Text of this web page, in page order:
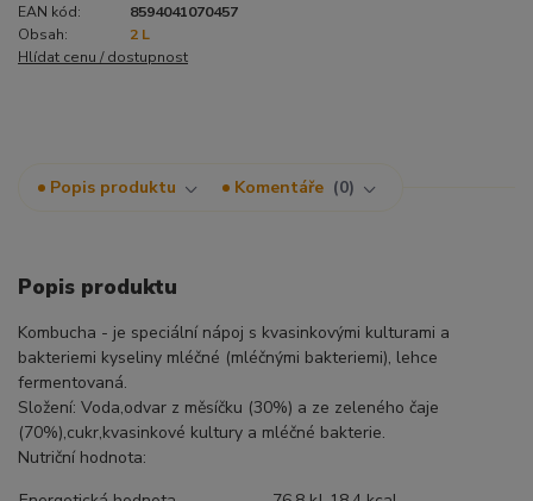
EAN kód:
8594041070457
Obsah:
2 L
Hlídat cenu / dostupnost
Popis produktu Komentáře 0
Popis produktu
Kombucha - je speciální nápoj s kvasinkovými kulturami a
bakteriemi kyseliny mléčné (mléčnými bakteriemi), lehce
fermentovaná.
Složení: Voda,odvar z měsíčku (30%) a ze zeleného čaje
(70%),cukr,kvasinkové kultury a mléčné bakterie.
Nutriční hodnota: